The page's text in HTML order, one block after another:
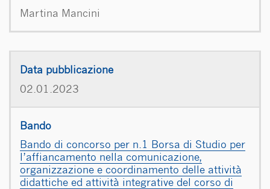
Martina Mancini
02.01.2023
Bando di concorso per n.1 Borsa di Studio per
l’affiancamento nella comunicazione,
organizzazione e coordinamento delle attività
didattiche ed attività integrative del corso di